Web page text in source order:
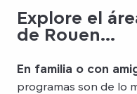
Explore el
de Rouen...
En familia o con
programas son de lo